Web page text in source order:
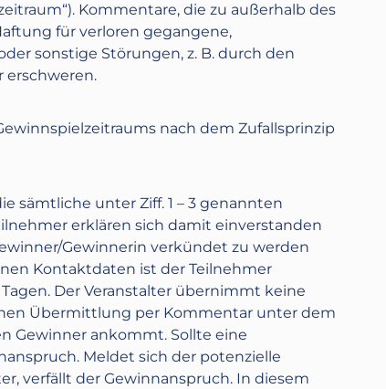
Kommentare, die zu außerhalb des
für verloren gegangene,
sonstige Störungen, z. B. durch den
erschweren.
nach dem Zufallsprinzip
sämtliche unter Ziff. 1 – 3 genannten
erklären sich damit einverstanden
Gewinnerin verkündet zu werden
Kontaktdaten ist der Teilnehmer
Der Veranstalter übernimmt keine
Übermittlung per Kommentar unter dem
Gewinner ankommt. Sollte eine
Meldet sich der potenzielle
verfällt der Gewinnanspruch. In diesem